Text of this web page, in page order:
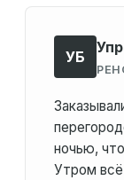
УБ
ночью,
Утром